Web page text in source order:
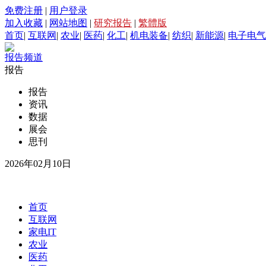
免费注册 | 用户登录
加入收藏 | 网站地图 | 研究报告 | 繁體版
首页| 互联网 | 农业| 医药| 化工| 机电装备| 纺织| 新能源| 电子电气
报告频道
报告
报告
资讯
数据
展会
思刊
2026年02月10日
首页
互联网
家电IT
农业
医药